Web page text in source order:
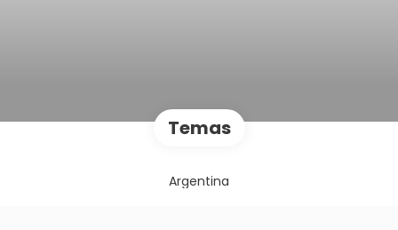
Temas
Argentina